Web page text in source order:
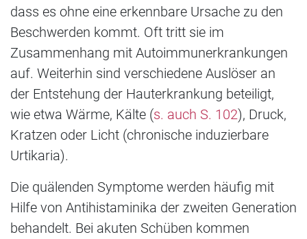
dass es ohne eine erkennbare Ursache zu den
Beschwerden kommt. Oft tritt sie im
Zusammenhang mit Autoimmunerkrankungen
auf. Weiterhin sind verschiedene Auslöser an
der Entstehung der Hauterkrankung beteiligt,
wie etwa Wärme, Kälte (s. auch S. 102), Druck,
Kratzen oder Licht (chronische induzierbare
Urtikaria).
Die quälenden Symptome werden häufig mit
Hilfe von Antihistaminika der zweiten Generation
behandelt. Bei akuten Schüben kommen